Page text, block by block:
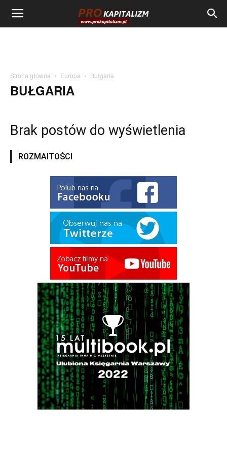
Strona główna Europa Bułgaria
BUŁGARIA
Brak postów do wyświetlenia
ROZMAITOŚCI